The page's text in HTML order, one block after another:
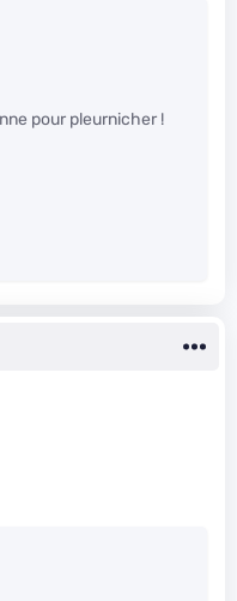
pour pleurnicher !